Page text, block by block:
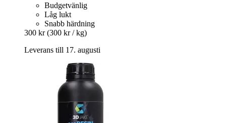
Budgetvänlig
Låg lukt
Snabb härdning
300 kr (300 kr / kg)
Leverans till 17. augusti